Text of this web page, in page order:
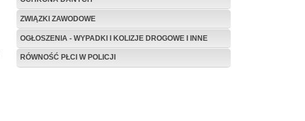
ZWIĄZKI ZAWODOWE
OGŁOSZENIA - WYPADKI I KOLIZJE DROGOWE I INNE
RÓWNOŚĆ PŁCI W POLICJI